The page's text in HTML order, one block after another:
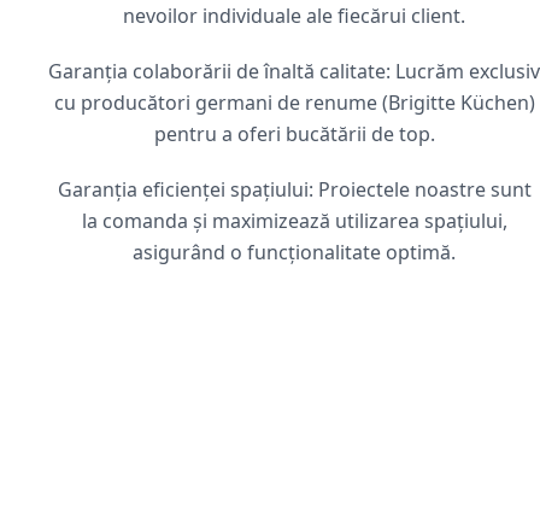
nevoilor individuale ale fiecărui client.
Garanția colaborării de înaltă calitate: Lucrăm exclusiv
cu producători germani de renume (Brigitte Küchen)
pentru a oferi bucătării de top.
Garanția eficienței spațiului: Proiectele noastre sunt
la comanda și maximizează utilizarea spațiului,
asigurând o funcționalitate optimă.